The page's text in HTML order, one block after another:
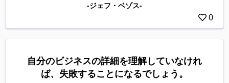
0
-ジェフ・ベゾス-
自分のビジネスの詳細を理解していなけれ
ば、失敗することになるでしょう。